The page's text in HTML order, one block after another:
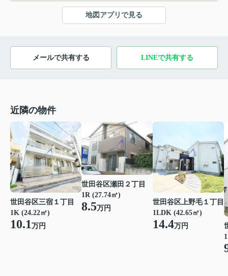
地図アプリで見る
メールで共有する LINEで共有する
近隣の物件
世田谷区三宿１丁目
1K (24.22㎡)
10.1万円
世田谷区瀬田２丁目
1R (27.74㎡)
8.5万円
世田谷区上野毛１丁目
1LDK (42.65㎡)
14.4万円